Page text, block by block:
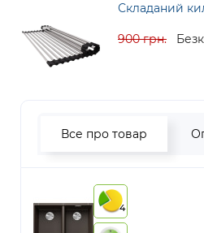
Складаний
900 грн.
Все про товар
4